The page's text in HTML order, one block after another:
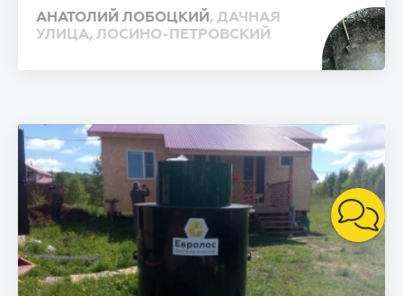
АНАТОЛИЙ ЛОБОЦКИЙ, ДАЧНАЯ
УЛИЦА, ЛОСИНО-ПЕТРОВСКИЙ